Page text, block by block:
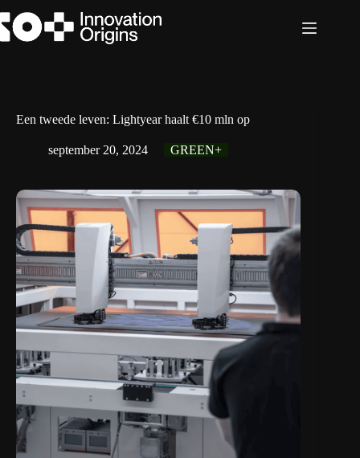
naar
de
Een tweede leven: Lightyear haalt €10 mln op
september 20, 2024 GREEN+